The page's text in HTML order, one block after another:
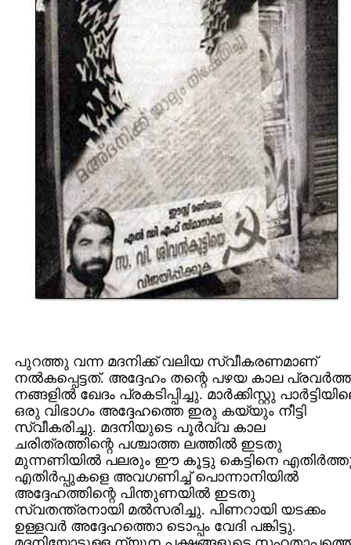
പുറത്തു വന്ന മദനിക്ക്‌ വലിയ സ്വീകരണമാണ്‌
നല്‍കപ്പെട്ടത്‌. അദ്ദേഹം തന്റെ പഴയ കാല
നങ്ങളില്‍ ഖേദം പ്രകടിപ്പിച്ചു. മാര്‍ക്കിസ്റ്റു
ഒരു വിഭാഗം അദ്ദേഹത്തെ ഇരു കയ്യും നീട്ടി
സ്വീകരിച്ചു. മദനിയുടെ പൂര്‍വ്വ കാല
ചരിത്രത്തിന്റെ പശ്ചാത്ത ലത്തില്‍ ഇടതു
മുന്നണിയില്‍ പലരും ഈ കൂട്ടു കെട്ടിനെ
എതിര്‍പ്പുകളെ അവഗണിച്ച്‌ പൊന്നാനിയില്‍
അദ്ദേഹത്തിന്റെ പിന്തുണയില്‍ ഇടതു
സ്വതന്ത്രനായി മല്‍സരിച്ചു. പിണറായി യടക്കം
ഉള്ളവര്‍ അദ്ദേഹത്തൊ ടൊപ്പം വേദി പങ്കിട്ടു.